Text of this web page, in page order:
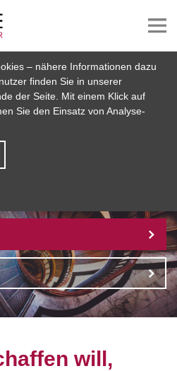
Eigene Werte.
uns erfolgreich, unsere Werte
und Anstand, Vertrauen und
nicht Luxus, sondern Pflicht.
will,
– nähere Informationen dazu
finden Sie in unserer
der Seite. Mit einem Klick auf
Sie den Einsatz von Analyse-